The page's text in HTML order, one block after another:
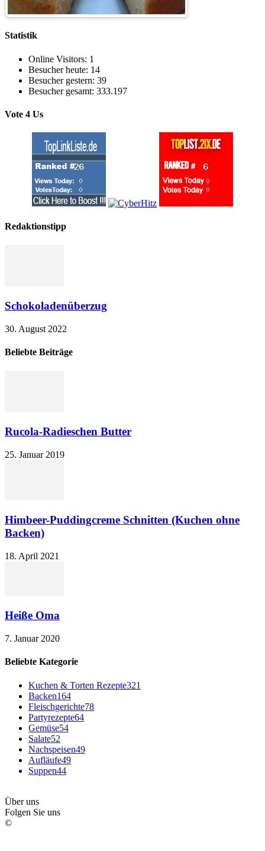
Statistik
Online Visitors: 1
Besucher heute: 14
Besucher gestern: 39
Besucher gesamt: 333.197
Vote 4 Us
Redaktionstipp
Schokoladenüberzug
30. August 2022
Beliebte Beiträge
Rucola-Radieschen Butter
25. Januar 2019
Himbeer-Puddingcreme Schnitten (Kuchen ohne
Backen)
18. April 2021
Heiße Oma
7. Januar 2020
Beliebte Kategorie
Kuchen & Torten Rezepte321
Backen164
Fleischgerichte78
Partyrezepte64
Gemüse54
Salate52
Nachspeisen49
Aufläufe49
Suppen44
Über uns
Folgen Sie uns
©